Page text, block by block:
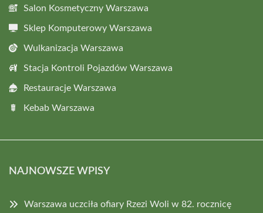
Salon Kosmetyczny Warszawa
Sklep Komputerowy Warszawa
Wulkanizacja Warszawa
Stacja Kontroli Pojazdów Warszawa
Restauracje Warszawa
Kebab Warszawa
NAJNOWSZE WPISY
Warszawa uczciła ofiary Rzezi Woli w 82. rocznicę